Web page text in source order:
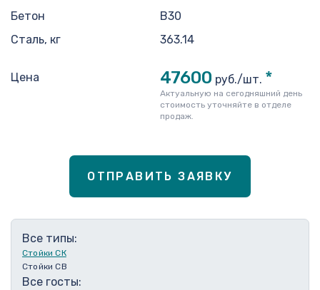
Бетон
B30
Сталь, кг
363.14
Цена 47600 руб./шт. *
Актуальную на сегодняшний день
стоимость уточняйте в отделе
продаж.
ОТПРАВИТЬ ЗАЯВКУ
Все типы:
Стойки СК
Стойки СВ
Все госты: